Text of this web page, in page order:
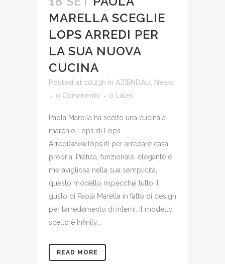
MARELLA SCEGLIE
LOPS ARREDI PER
LA SUA NUOVA
CUCINA
Posted at 10:23h in AZIENDALI , News
0 Comments
0 Likes
Paola Marella ha scelto una cucina a
marchio Lops di Lops
Arredi(www.lops.it) per arredare casa
propria. Pratica, funzionale, elegante e
meravigliosa nella sua semplicità,
questo modello rispecchia tutto il
gusto di Paola Marella in fatto di design
per l’arredamento di interni. Il modello
scelto è Infinity...
READ MORE